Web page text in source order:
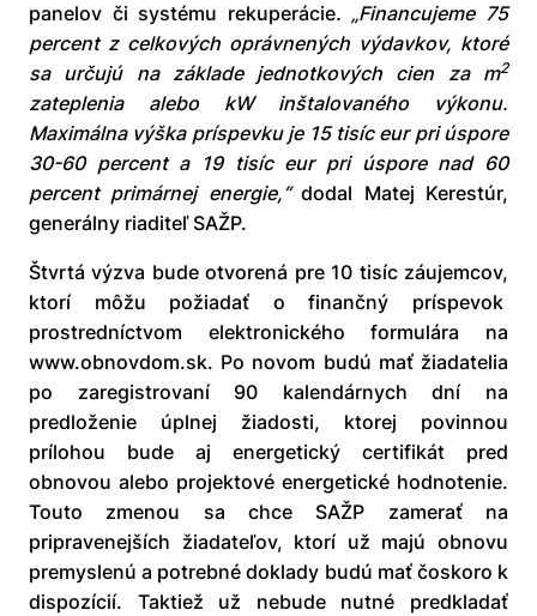
panelov či systému rekuperácie. „Financujeme 75
percent z celkových oprávnených výdavkov, ktoré
sa určujú na základe jednotkových cien za m2
zateplenia alebo kW inštalovaného výkonu.
Maximálna výška príspevku je 15 tisíc eur pri úspore
30-60 percent a 19 tisíc eur pri úspore nad 60
percent primárnej energie,“dodal Matej Kerestúr,
generálny riaditeľ SAŽP.
Štvrtá výzva bude otvorená pre 10 tisíc záujemcov,
ktorí môžu požiadať o finančný príspevok
prostredníctvom elektronického formulára na
www.obnovdom.sk. Po novom budú mať žiadatelia
po zaregistrovaní 90 kalendárnych dní na
predloženie úplnej žiadosti, ktorej povinnou
prílohou bude aj energetický certifikát pred
obnovou alebo projektové energetické hodnotenie.
Touto zmenou sa chce SAŽP zamerať na
pripravenejších žiadateľov, ktorí už majú obnovu
premyslenú a potrebné doklady budú mať čoskoro k
dispozícií. Taktiež už nebude nutné predkladať